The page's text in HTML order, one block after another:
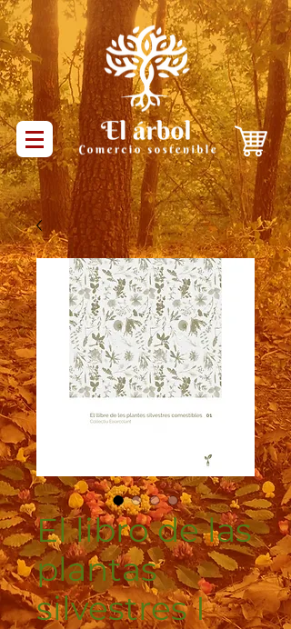
El libro de las
plantas
silvestres I